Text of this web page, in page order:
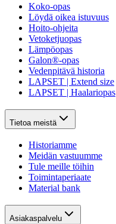
Koko-opas
Löydä oikea istuvuus
Hoito-ohjeita
Vetoketjuopas
Lämpöopas
Galon®-opas
Vedenpitävä historia
LAPSET | Extend size
LAPSET | Haalariopas
Tietoa meistä
Historiamme
Meidän vastuumme
Tule meille töihin
Toimintaperiaate
Material bank
Asiakaspalvelu